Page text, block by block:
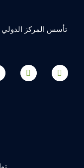
تأسس المركز الدولي